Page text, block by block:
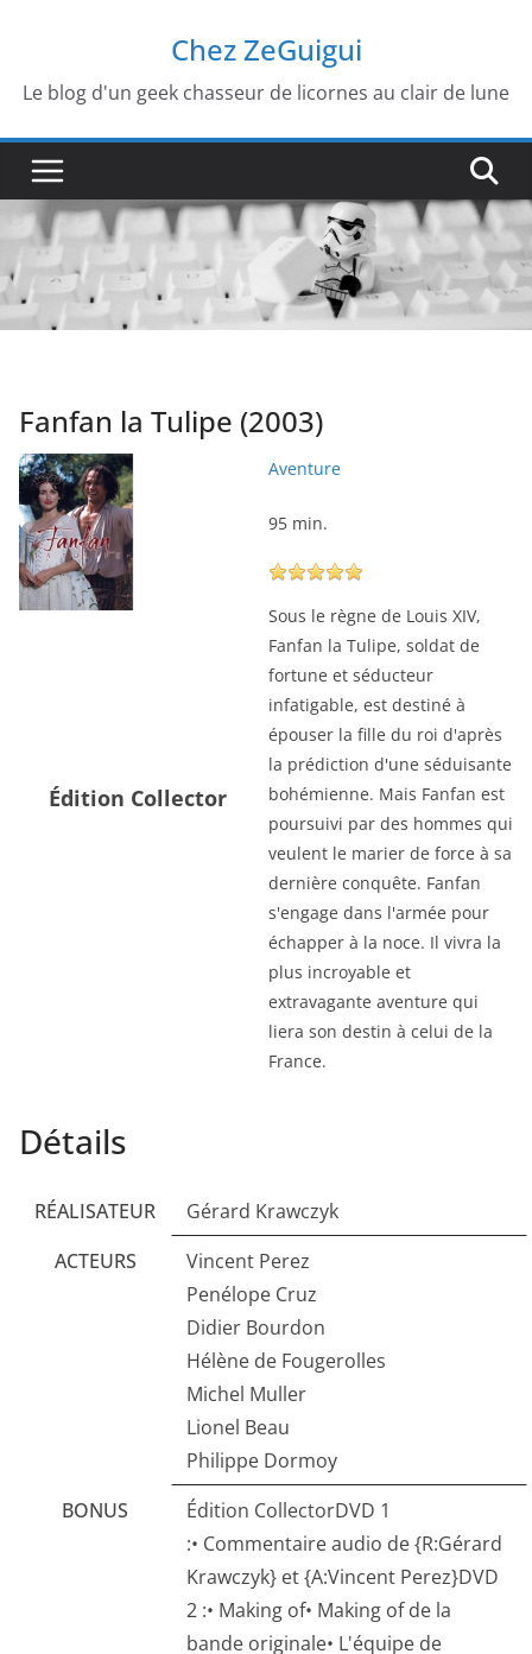
contenu
Chez ZeGuigui
Le blog d'un geek chasseur de licornes au clair de lune
Fanfan la Tulipe (2003)
Édition Collector
Aventure
95 min.
Sous le règne de Louis XIV,
Fanfan la Tulipe, soldat de
fortune et séducteur
infatigable, est destiné à
épouser la fille du roi d'après
la prédiction d'une séduisante
bohémienne. Mais Fanfan est
poursuivi par des hommes qui
veulent le marier de force à sa
dernière conquête. Fanfan
s'engage dans l'armée pour
échapper à la noce. Il vivra la
plus incroyable et
extravagante aventure qui
liera son destin à celui de la
France.
Détails
RÉALISATEUR
Gérard Krawczyk
ACTEURS
Vincent Perez
Penélope Cruz
Didier Bourdon
Hélène de Fougerolles
Michel Muller
Lionel Beau
Philippe Dormoy
BONUS
Édition CollectorDVD 1
:• Commentaire audio de {R:Gérard
Krawczyk} et {A:Vincent Perez}DVD
2 :• Making of• Making of de la
bande originale• L'équipe de